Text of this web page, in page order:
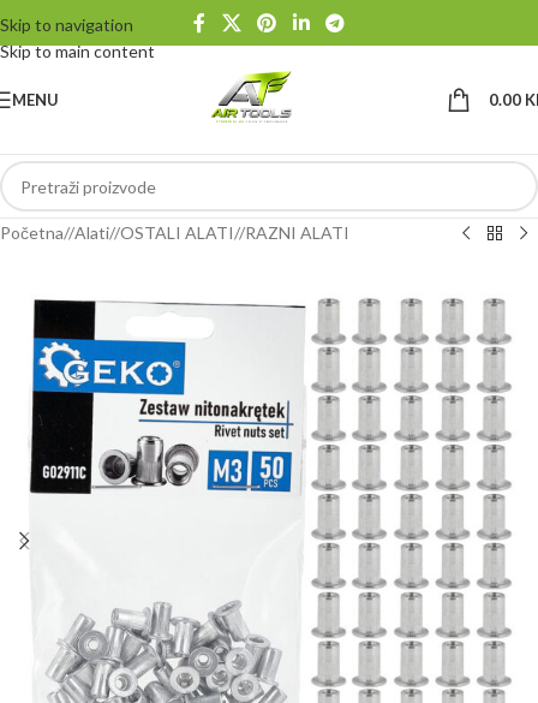
Skip to navigation
Skip to main content
MENU 0.00
Početna/ Alati/ OSTALI ALATI/ RAZNI ALATI